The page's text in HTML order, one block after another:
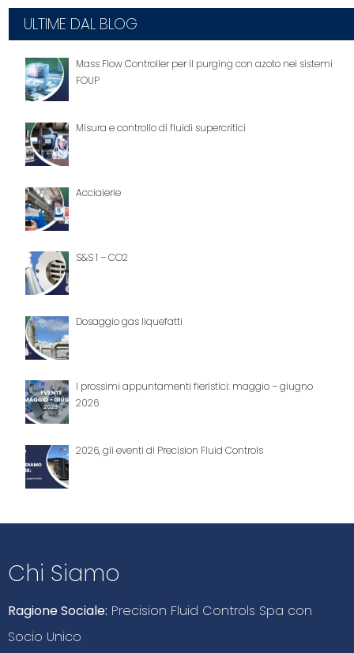
ULTIME DAL BLOG
Mass Flow Controller per il purging con azoto nei sistemi
FOUP
Misura e controllo di fluidi supercritici
Acciaierie
S&S 1 – CO2
Dosaggio gas liquefatti
I prossimi appuntamenti fieristici: maggio – giugno
2026
2026, gli eventi di Precision Fluid Controls
Chi Siamo
Ragione Sociale: Precision Fluid Controls Spa con
Socio Unico